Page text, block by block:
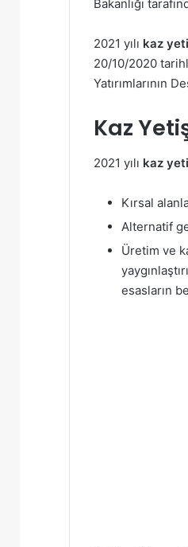
Bakanlığı
2021 yılı kaz
20/10/2020
Yatırımlarının
Kaz
2021 yılı kaz
Kırsal
Alternatif
Üretim ve
esasların